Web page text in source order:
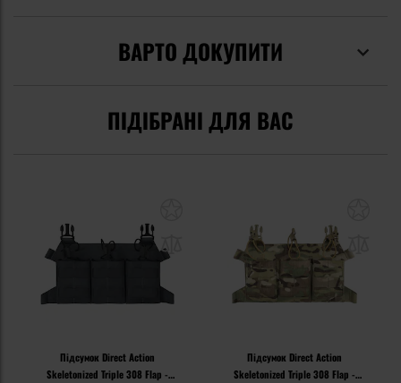
ВАРТО ДОКУПИТИ
ПІДІБРАНІ ДЛЯ ВАС
Підсумок Direct Action
Skeletonized Triple 308 Flap -
Підсумок Direct Action
Skeletonized Triple 308 Flap -